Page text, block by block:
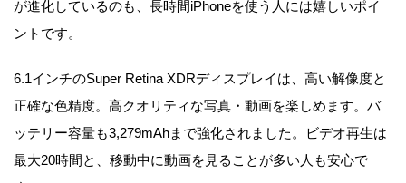
が進化しているのも、長時間iPhoneを使う人には嬉しいポイ
ントです。
6.1インチのSuper Retina XDRディスプレイは、高い解像度と
正確な色精度。高クオリティな写真・動画を楽しめます。バ
ッテリー容量も3,279mAhまで強化されました。ビデオ再生は
最大20時間と、移動中に動画を見ることが多い人も安心で